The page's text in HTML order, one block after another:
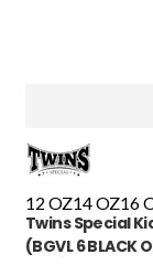
12 OZ14 OZ16
Twins Special
(BGVL 6 BLACK